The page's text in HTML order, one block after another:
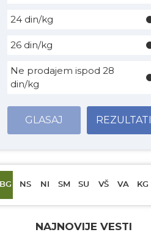
24 din/kg
26 din/kg
Ne prodajem ispod 28
din/kg
GLASAJ REZULTATI
BG NS NI SM SU VŠ VA KG
NAJNOVIJE VESTI